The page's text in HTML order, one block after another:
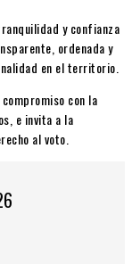
y confianza
ordenada y
en el territorio.
con la
e invita a la
al voto.